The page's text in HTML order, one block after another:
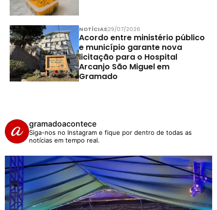
NOTÍCIAS29/07/2026
Acordo entre ministério público
e município garante nova
licitação para o Hospital
Arcanjo São Miguel em
Gramado
gramadoacontece
Siga-nos no Instagram e fique por dentro de todas as
notícias em tempo real.